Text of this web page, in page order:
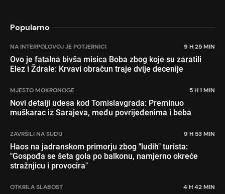
Popularno
NA INTERPOLOVOJ JE POTJERNICI 9 H 25 MIN
Ovo je fatalna bivša misica Boba zbog koje su zaratili
Elez i Ždrale: Krvavi obračun traje dvije decenije
MJESTO MOKRONOGE 5 H 1 MIN
Novi detalji udesa kod Tomislavgrada: Preminuo
muškarac iz Sarajeva, među povrijeđenima i beba
ZAVRŠILI NA SUDU 9 H 53 MIN
Haos na jadranskom primorju zbog "ludih" turista:
"Gospođa se šeta gola po balkonu, namjerno okreće
stražnjicu i provocira"
OTKRILA SLABOST 4 H 42 MIN